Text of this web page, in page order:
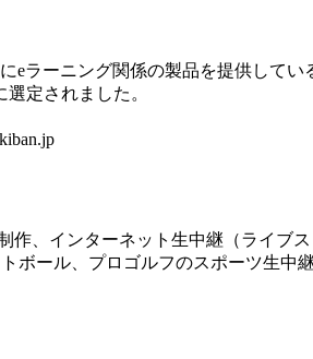
eラーニング関係の製品を提供して
定されました。
作、インターネット生中継（ライ
ボール、プロゴルフのスポーツ生中